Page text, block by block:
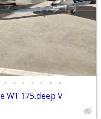
• • • • • • •
WT 175.deep V